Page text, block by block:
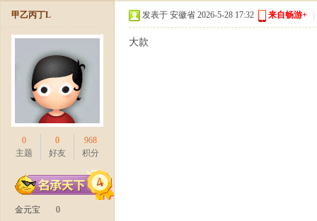
甲乙丙丁L
0
主题
0
好友
968
积分
金元宝
0
发表于 安徽省 2026-5-28 17:32 来自畅游+
大款